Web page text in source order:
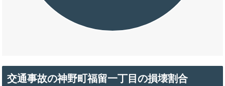
交通事故の神野町福留一丁目の損壊割合